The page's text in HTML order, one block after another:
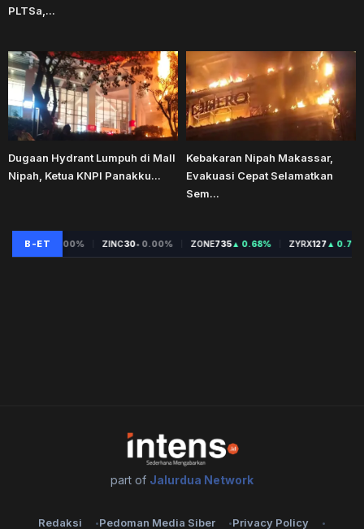
PLTSa,...
Dugaan Hydrant Lumpuh di Mall
Nipah, Ketua KNPI Panakku...
Kebakaran Nipah Makassar,
Evakuasi Cepat Selamatkan
Sem...
part of Jalurdua Network
Redaksi Pedoman Media Siber Privacy Policy